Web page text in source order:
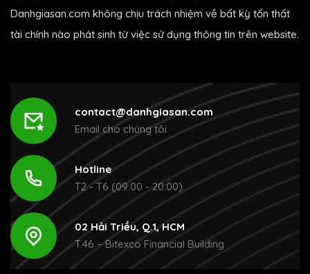
Danhgiasan.com không chịu trách nhiệm về bất kỳ tổn thất
tài chính nào phát sinh từ việc sử dụng thông tin trên website.
contact@danhgiasan.com
Email cho chúng tôi
Hotline
T2 - T6 (09:00 - 20:00)
02 Hải Triều, Q.1, HCM
T.46 – Bitexco Financial Building